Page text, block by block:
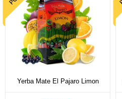
Yerba Mate El Pajaro Limon